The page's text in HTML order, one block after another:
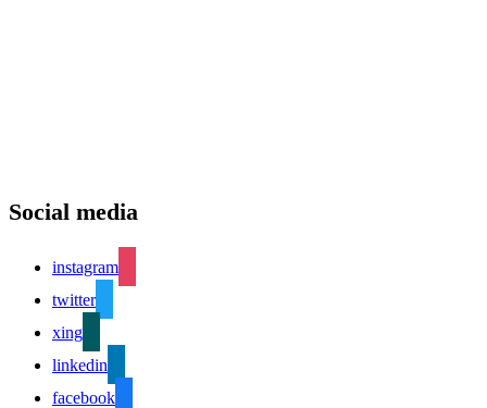
Social media
instagram
twitter
xing
linkedin
facebook